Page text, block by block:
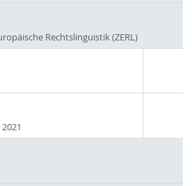
Rechtslinguistik (ZERL)